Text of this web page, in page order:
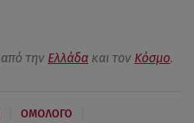
από την Ελλάδα και τον Κόσμο.
ΟΜΟΛΟΓΟ